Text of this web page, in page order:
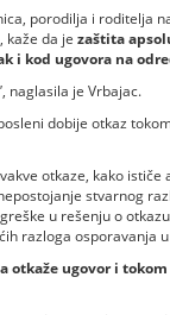
porodilja i roditelja
kaže da je zaštita
i kod ugovora na
, naglasila je Vrbajac.
dobije otkaz
otkaze, kako ističe
stvarnog
u rešenju o
razloga osporavanja
otkaže ugovor i